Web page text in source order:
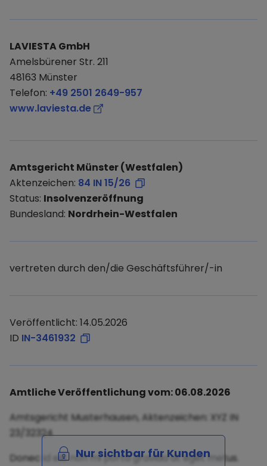
LAVIESTA GmbH
Amelsbürener Str. 211
48163 Münster
Telefon: +49 2501 2649-957
www.laviesta.de
Amtsgericht Münster (Westfalen)
Aktenzeichen: 84 IN 15/26
Status: Insolvenzeröffnung
Bundesland: Nordrhein-Westfalen
vertreten durch den/die Geschäftsführer/-in
Veröffentlicht: 14.05.2026
ID IN-3461932
Amtliche Veröffentlichung vom: 06.08.2026
Amtsgericht Musterhausen, Aktenzeichen: XYZ IN
23/32324
Donec id elit non mi porta gravida at eget metus.
Nur sichtbar für Kunden